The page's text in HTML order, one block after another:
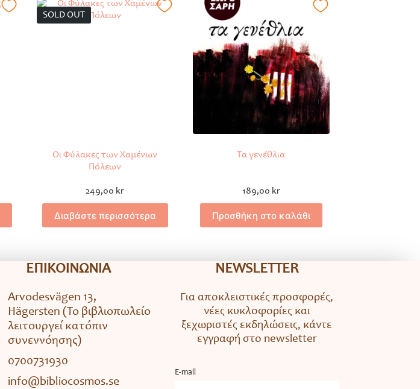
SOLD OUT
Οι Φύλακες των Χαμένων
Πόλεων
249,00 kr
Διαβάστε περισσότερα
Τα γενέθλια
189,00 kr
Προσθήκη στο καλάθι
ΕΠΙΚΟΙΝΩΝΙΑ
Arvodesvägen 13,
Hägersten (To βιβλιοπωλείο
λειτουργεί κατόπιν
συνεννόησης)
0700731930
info@bibliocosmos.se
NEWSLETTER
Για αποκλειστικές προσφορές,
νέες κυκλοφορίες και
ξεχωριστές εκδηλώσεις, κάντε
εγγραφή στο newsletter
Ε-mail